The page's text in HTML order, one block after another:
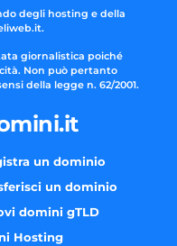
degli hosting e della
giornalistica poiché
Non può pertanto
della legge n. 62/2001.
un dominio
un dominio
domini gTLD
Hosting